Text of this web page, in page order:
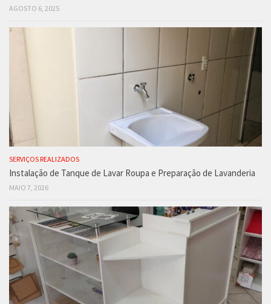
AGOSTO 6, 2025
SERVIÇOS REALIZADOS
Instalação de Tanque de Lavar Roupa e Preparação de Lavanderia
MAIO 7, 2026